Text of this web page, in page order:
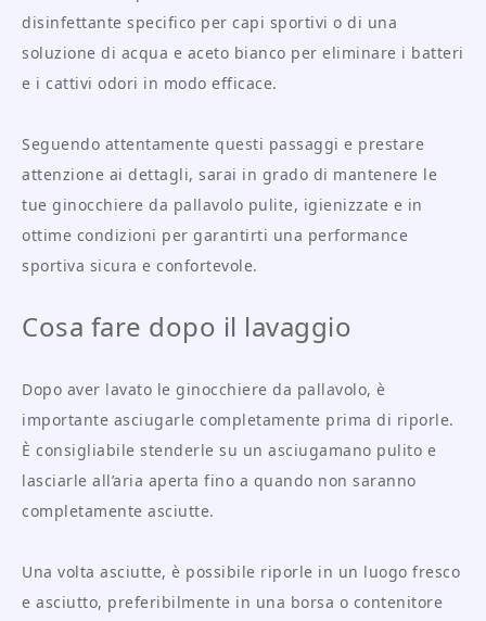
disinfettante specifico per capi sportivi o di una
soluzione di acqua e aceto bianco per eliminare i batteri
e i cattivi odori in modo efficace.
Seguendo attentamente questi passaggi e prestare
attenzione ai dettagli, sarai in grado di mantenere le
tue ginocchiere da pallavolo pulite, igienizzate e in
ottime condizioni per garantirti una performance
sportiva sicura e confortevole.
Cosa fare dopo il lavaggio
Dopo aver lavato le ginocchiere da pallavolo, è
importante asciugarle completamente prima di riporle.
È consigliabile stenderle su un asciugamano pulito e
lasciarle all’aria aperta fino a quando non saranno
completamente asciutte.
Una volta asciutte, è possibile riporle in un luogo fresco
e asciutto, preferibilmente in una borsa o contenitore